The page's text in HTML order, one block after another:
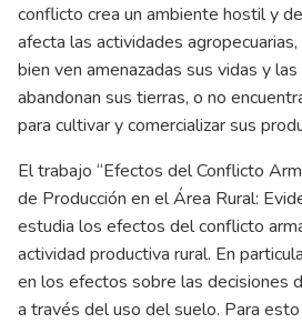
conflicto crea un ambiente hostil y
afecta las actividades
bien ven amenazadas sus vidas y
abandonan sus tierras, o no
para cultivar y comercializar sus
El trabajo “Efectos del Conflicto
de Producción en el Área Rural:
estudia los efectos del conflicto
actividad productiva rural. En
en los efectos sobre las decisiones
a través del uso del suelo. Para